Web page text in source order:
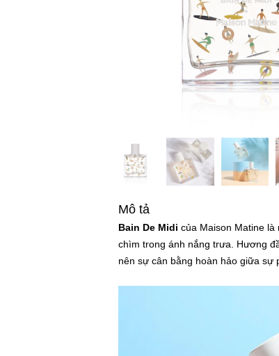
Mô tả
Bain De Midi của Maison Matine
chìm trong ánh nắng trưa. Hương
nên sự cân bằng hoàn hảo giữa sự